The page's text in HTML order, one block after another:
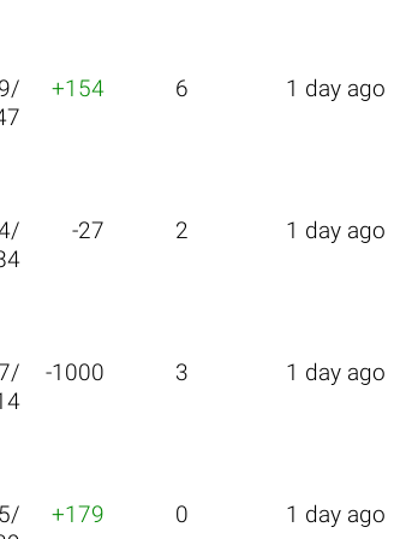
+154 6 1 day ago
-27 2 1 day ago
-1000 3 1 day ago
+179 0 1 day ago